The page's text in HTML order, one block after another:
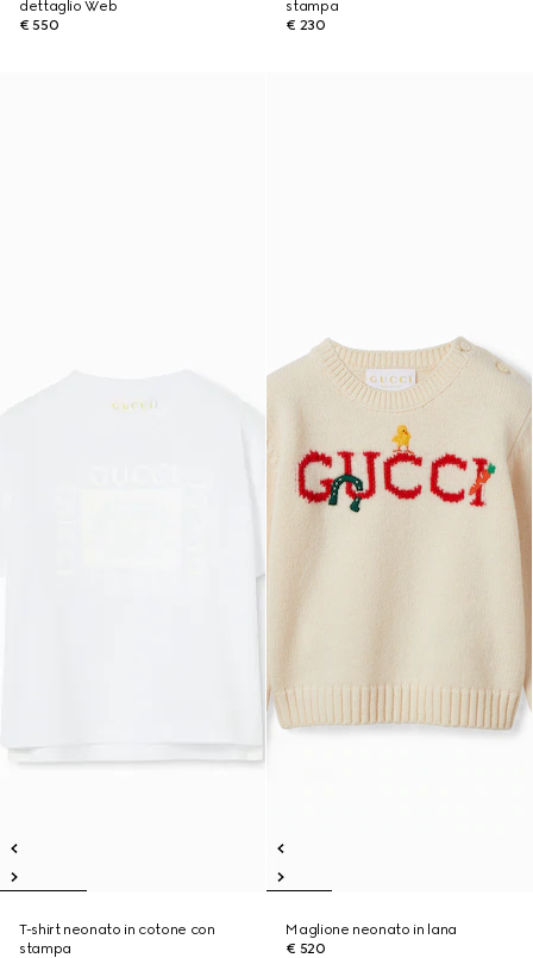
dettaglio Web
€ 550
stampa
€ 230
T-shirt neonato in cotone con
stampa
Maglione neonato in lana
€ 520